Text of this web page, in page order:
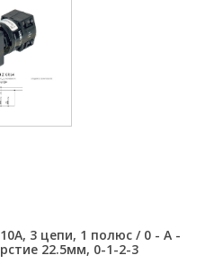
3 цепи, 1 полюс / 0 - A -
22.5мм, 0-1-2-3